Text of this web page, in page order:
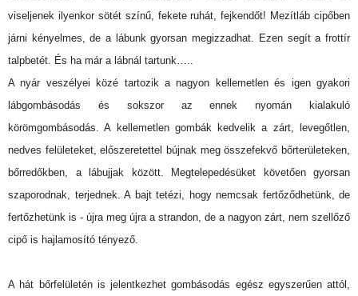
viseljenek ilyenkor sötét színű, fekete ruhát, fejkendőt! Mezítláb cipőben
járni kényelmes, de a lábunk gyorsan megizzadhat. Ezen segít a frottír
talpbetét. És ha már a lábnál tartunk…..
A nyár veszélyei közé tartozik a nagyon kellemetlen és igen gyakori
lábgombásodás és sokszor az ennek nyomán kialakuló
körömgombásodás. A kellemetlen gombák kedvelik a zárt, levegőtlen,
nedves felületeket, előszeretettel bújnak meg összefekvő bőrterületeken,
bőrredőkben, a lábujjak között. Megtelepedésüket követően gyorsan
szaporodnak, terjednek. A bajt tetézi, hogy nemcsak fertőződhetünk, de
fertőzhetünk is - újra meg újra a strandon, de a nagyon zárt, nem szellőző
cipő is hajlamosító tényező.
A hát bőrfelületén is jelentkezhet gombásodás egész egyszerűen attól,